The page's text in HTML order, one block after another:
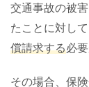
交通事故の被
たことに対して
償請求する必
その場合、保